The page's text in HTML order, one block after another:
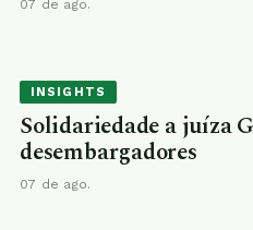
07 de ago.
INSIGHTS
Solidariedade a juíza
desembargadores
07 de ago.